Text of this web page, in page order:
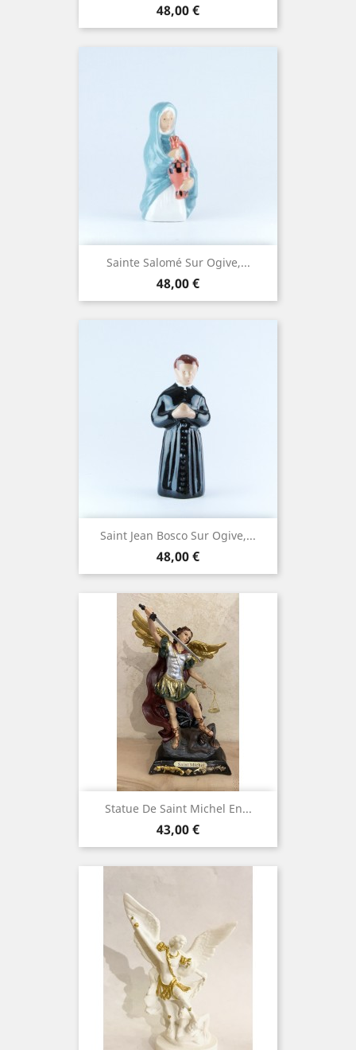
Prix
48,00 €
Sainte Salomé Sur Ogive,...
Prix
48,00 €
Saint Jean Bosco Sur Ogive,...
Prix
48,00 €
Statue De Saint Michel En...
Prix
43,00 €